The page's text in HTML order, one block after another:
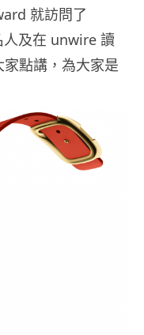
就訪問了
及在 unwire 讀
點講，為大家是